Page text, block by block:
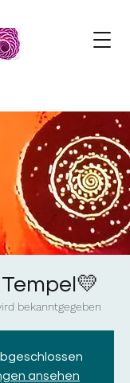
bekanntgegeben
ansehen